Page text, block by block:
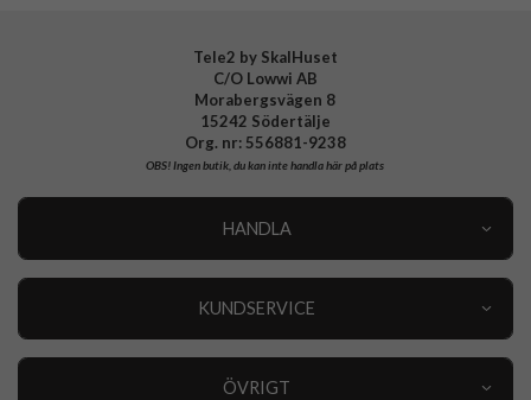
Tele2 by SkalHuset
C/O Lowwi AB
Morabergsvägen 8
15242 Södertälje
Org. nr: 556881-9238
OBS!Ingen butik, du kan inte handla här på plats
HANDLA
KUNDSERVICE
ÖVRIGT